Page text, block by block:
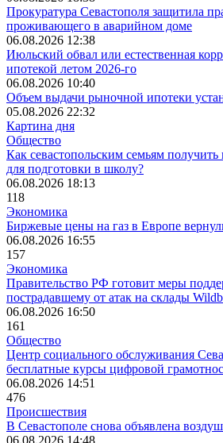
Прокуратура Севастополя защитила
проживающего в аварийном доме
06.08.2026 12:38
Июльский обвал или естественная
ипотекой летом 2026-го
06.08.2026 10:40
Объем выдачи рыночной ипотеки
05.08.2026 22:32
Картина дня
Общество
Как севастопольским семьям получить
для подготовки в школу?
06.08.2026 18:13
118
Экономика
Биржевые цены на газ в Европе
06.08.2026 16:55
157
Экономика
Правительство РФ готовит меры
пострадавшему от атак на склады
06.08.2026 16:50
161
Общество
Центр социального обслуживания
бесплатные курсы цифровой
06.08.2026 14:51
476
Происшествия
В Севастополе снова объявлена
06.08.2026 14:48